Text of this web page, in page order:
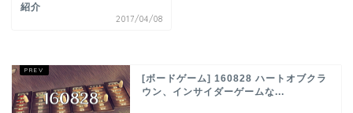
紹介
2017/04/08
[ボードゲーム] 160828 ハートオブクラ
ウン、インサイダーゲームな...